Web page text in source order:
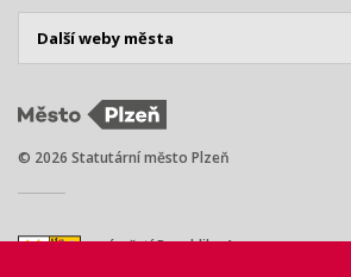
© 2026 Statutární město Plzeň
náměstí Republiky 1